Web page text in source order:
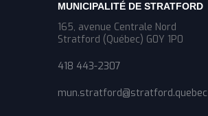
MUNICIPALITÉ DE STRATFORD
165, avenue Centrale Nord
Stratford (Québec) G0Y 1P0
418 443-2307
mun.stratford@stratford.quebec